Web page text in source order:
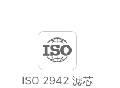
ISO 2942 滤芯